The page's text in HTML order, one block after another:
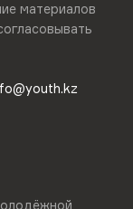
материалов